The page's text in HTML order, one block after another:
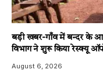
बड़ी खबर-गाँव में बन्दर के
विभाग ने शुरू किया रेस्क्यू
August 6, 2026